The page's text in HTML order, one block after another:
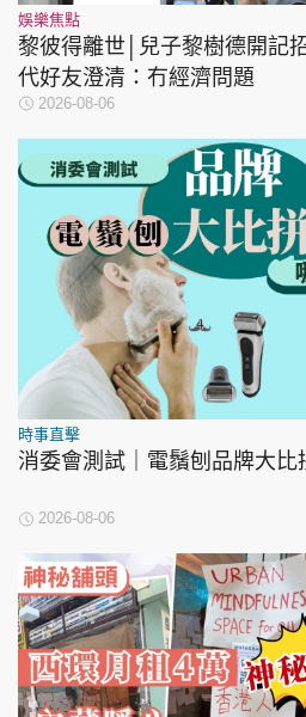
娛樂焦點
黎彼得離世│兒子黎樹德開記
代好友澄清：冇經濟問題
2026-08-06
時事直擊
消委會測試｜電鬚刨品牌大
2026-08-06